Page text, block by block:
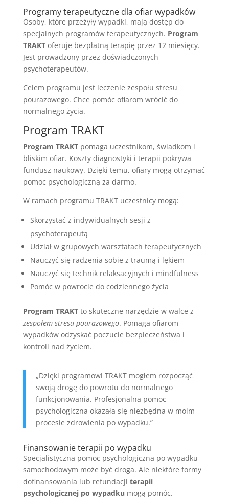
Programy terapeutyczne dla ofiar wypadków
Osoby, które przeżyły wypadki, mają dostęp do
specjalnych programów terapeutycznych. Program
TRAKToferuje bezpłatną terapię przez 12 miesięcy.
Jest prowadzony przez doświadczonych
psychoterapeutów.
Celem programu jest leczenie zespołu stresu
pourazowego. Chce pomóc ofiarom wrócić do
normalnego życia.
Program TRAKT
Program TRAKTpomaga uczestnikom, świadkom i
bliskim ofiar. Koszty diagnostyki i terapii pokrywa
fundusz naukowy. Dzięki temu, ofiary mogą otrzymać
pomoc psychologiczną za darmo.
W ramach programu TRAKT uczestnicy mogą:
Skorzystać z indywidualnych sesji z
psychoterapeutą
Udział w grupowych warsztatach terapeutycznych
Nauczyć się radzenia sobie z traumą i lękiem
Nauczyć się technik relaksacyjnych i mindfulness
Pomóc w powrocie do codziennego życia
Program TRAKTto skuteczne narzędzie w walce z
zespołem stresu pourazowego. Pomaga ofiarom
wypadków odzyskać poczucie bezpieczeństwa i
kontroli nad życiem.
„Dzięki programowi TRAKT mogłem rozpocząć
swoją drogę do powrotu do normalnego
funkcjonowania. Profesjonalna pomoc
psychologiczna okazała się niezbędna w moim
procesie zdrowienia po wypadku.”
Finansowanie terapii po wypadku
Specjalistyczna pomoc psychologiczna po wypadku
samochodowym może być droga. Ale niektóre formy
dofinansowania lub refundacji terapii
psychologicznej po wypadku mogą pomóc.